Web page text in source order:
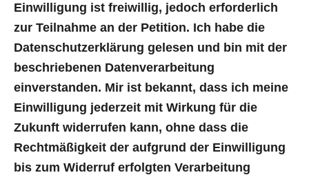
Einwilligung ist freiwillig, jedoch erforderlich
zur Teilnahme an der Petition. Ich habe die
Datenschutzerklärung gelesen und bin mit der
beschriebenen Datenverarbeitung
einverstanden. Mir ist bekannt, dass ich meine
Einwilligung jederzeit mit Wirkung für die
Zukunft widerrufen kann, ohne dass die
Rechtmäßigkeit der aufgrund der Einwilligung
bis zum Widerruf erfolgten Verarbeitung